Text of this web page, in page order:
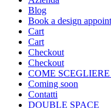
Blog
Book a design
Cart
Cart
Checkout
Checkout
COME
Coming soon
Contatti
DOUBLE SPACE